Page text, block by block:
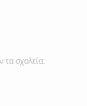
τα σχολεία: